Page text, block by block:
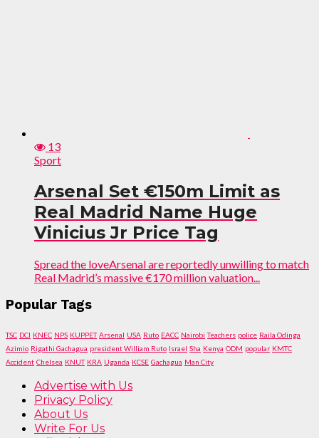
13
Sport
Arsenal Set €150m Limit as
Real Madrid Name Huge
Vinicius Jr Price Tag
Spread the loveArsenal are reportedly unwilling to match
Real Madrid’s massive €170 million valuation...
Popular Tags
TSC DCI KNEC NPS KUPPET Arsenal USA Ruto EACC Nairobi Teachers police Raila Odinga
Azimio Rigathi Gachagua president William Ruto Israel Sha Kenya ODM popular KMTC
Accident Chelsea KNUT KRA Uganda KCSE Gachagua Man City
Advertise with Us
Privacy Policy
About Us
Write For Us